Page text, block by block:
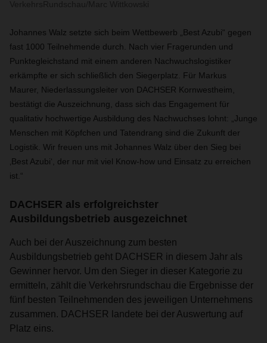
Johannes Walz setzte sich beim Wettbewerb „Best Azubi“ gegen
fast 1000 Teilnehmende durch. Nach vier Fragerunden und
Punktegleichstand mit einem anderen Nachwuchslogistiker
erkämpfte er sich schließlich den Siegerplatz. Für Markus
Maurer, Niederlassungsleiter von DACHSER Kornwestheim,
bestätigt die Auszeichnung, dass sich das Engagement für
qualitativ hochwertige Ausbildung des Nachwuchses lohnt: „Junge
Menschen mit Köpfchen und Tatendrang sind die Zukunft der
Logistik. Wir freuen uns mit Johannes Walz über den Sieg bei
‚Best Azubi‘, der nur mit viel Know-how und Einsatz zu erreichen
ist.“
DACHSER als erfolgreichster
Ausbildungsbetrieb ausgezeichnet
Auch bei der Auszeichnung zum besten
Ausbildungsbetrieb geht DACHSER in diesem Jahr als
Gewinner hervor. Um den Sieger in dieser Kategorie zu
ermitteln, zählt die Verkehrsrundschau die Ergebnisse der
fünf besten Teilnehmenden des jeweiligen Unternehmens
zusammen. DACHSER landete bei der Auswertung auf
Platz eins.